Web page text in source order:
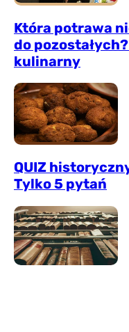
Która potrawa
do
kulinarny
QUIZ
Tylko 5 pytań